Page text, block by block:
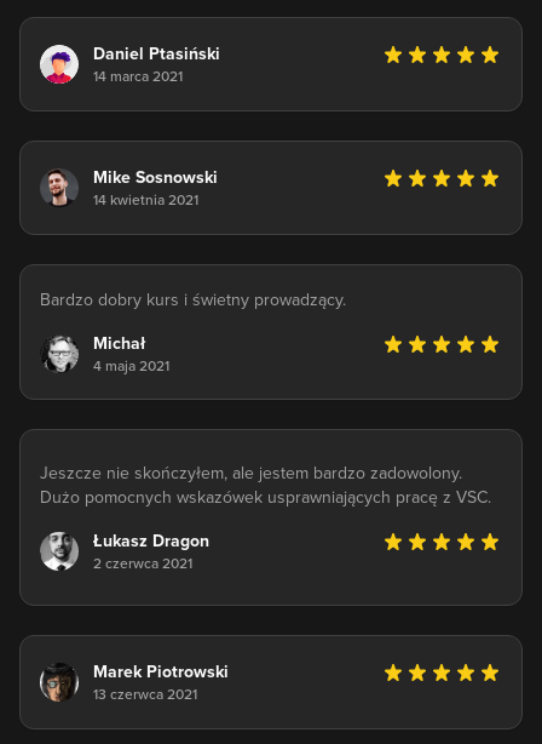
Daniel Ptasiński
14 marca 2021
Mike Sosnowski
14 kwietnia 2021
Bardzo dobry kurs i świetny prowadzący.
Michał
4 maja 2021
Jeszcze nie skończyłem, ale jestem bardzo zadowolony.
Dużo pomocnych wskazówek usprawniających pracę z VSC.
Łukasz Dragon
2 czerwca 2021
Marek Piotrowski
13 czerwca 2021